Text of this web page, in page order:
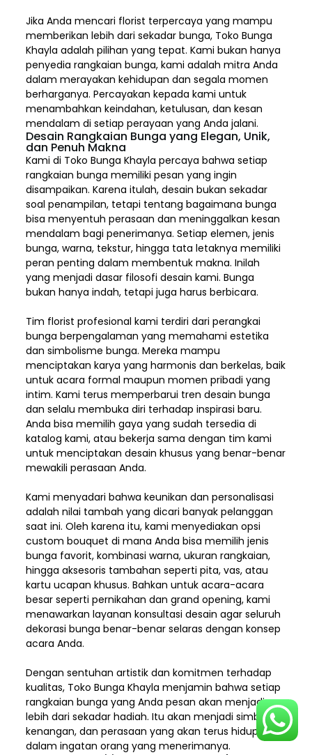
Jika Anda mencari florist terpercaya yang mampu
memberikan lebih dari sekadar bunga, Toko Bunga
Khayla adalah pilihan yang tepat. Kami bukan hanya
penyedia rangkaian bunga, kami adalah mitra Anda
dalam merayakan kehidupan dan segala momen
berharganya. Percayakan kepada kami untuk
menambahkan keindahan, ketulusan, dan kesan
mendalam di setiap perayaan yang Anda jalani.
Desain Rangkaian Bunga yang Elegan, Unik,
dan Penuh Makna
Kami di Toko Bunga Khayla percaya bahwa setiap
rangkaian bunga memiliki pesan yang ingin
disampaikan. Karena itulah, desain bukan sekadar
soal penampilan, tetapi tentang bagaimana bunga
bisa menyentuh perasaan dan meninggalkan kesan
mendalam bagi penerimanya. Setiap elemen, jenis
bunga, warna, tekstur, hingga tata letaknya memiliki
peran penting dalam membentuk makna. Inilah
yang menjadi dasar filosofi desain kami. Bunga
bukan hanya indah, tetapi juga harus berbicara.
Tim florist profesional kami terdiri dari perangkai
bunga berpengalaman yang memahami estetika
dan simbolisme bunga. Mereka mampu
menciptakan karya yang harmonis dan berkelas, baik
untuk acara formal maupun momen pribadi yang
intim. Kami terus memperbarui tren desain bunga
dan selalu membuka diri terhadap inspirasi baru.
Anda bisa memilih gaya yang sudah tersedia di
katalog kami, atau bekerja sama dengan tim kami
untuk menciptakan desain khusus yang benar-benar
mewakili perasaan Anda.
Kami menyadari bahwa keunikan dan personalisasi
adalah nilai tambah yang dicari banyak pelanggan
saat ini. Oleh karena itu, kami menyediakan opsi
custom bouquet di mana Anda bisa memilih jenis
bunga favorit, kombinasi warna, ukuran rangkaian,
hingga aksesoris tambahan seperti pita, vas, atau
kartu ucapan khusus. Bahkan untuk acara-acara
besar seperti pernikahan dan grand opening, kami
menawarkan layanan konsultasi desain agar seluruh
dekorasi bunga benar-benar selaras dengan konsep
acara Anda.
Dengan sentuhan artistik dan komitmen terhadap
kualitas, Toko Bunga Khayla menjamin bahwa setiap
rangkaian bunga yang Anda pesan akan menjadi
lebih dari sekadar hadiah. Itu akan menjadi simbol,
kenangan, dan perasaan yang akan terus hidup
dalam ingatan orang yang menerimanya.